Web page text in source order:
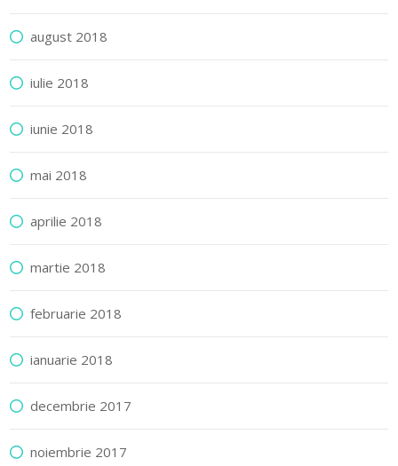
august 2018
iulie 2018
iunie 2018
mai 2018
aprilie 2018
martie 2018
februarie 2018
ianuarie 2018
decembrie 2017
noiembrie 2017